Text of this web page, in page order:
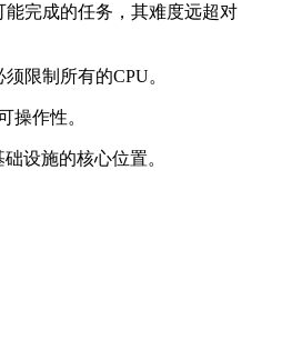
能完成的任务，其难度远超对
限制所有的CPU。
操作性。
设施的核心位置。